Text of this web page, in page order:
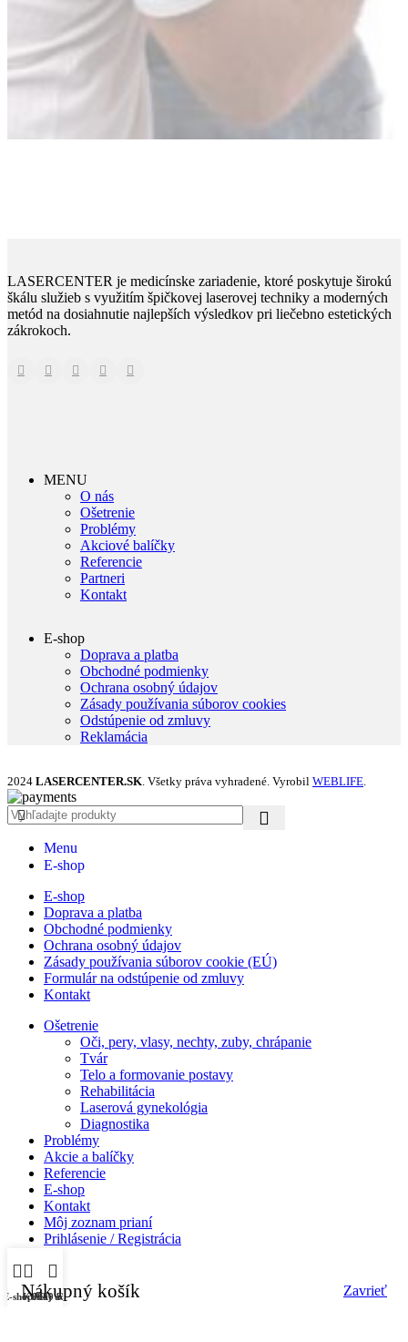
LASERCENTER je medicínske zariadenie, ktoré poskytuje širokú
škálu služieb s využitím špičkovej laserovej techniky a moderných
metód na dosiahnutie najlepších výsledkov pri liečebno estetických
zákrokoch.
MENU
O nás
Ošetrenie
Problémy
Akciové balíčky
Referencie
Partneri
Kontakt
E-shop
Doprava a platba
Obchodné podmienky
Ochrana osobný údajov
Zásady používania súborov cookies
Odstúpenie od zmluvy
Reklamácia
2024 LASERCENTER.SK . Všetky práva vyhradené. Vyrobil WEBLIFE
Menu
E-shop
E-shop
Doprava a platba
Obchodné podmienky
Ochrana osobný údajov
Zásady používania súborov cookie (EÚ)
Formulár na odstúpenie od zmluvy
Kontakt
Ošetrenie
Oči, pery, vlasy, nechty, zuby, chrápanie
Tvár
Telo a formovanie postavy
Rehabilitácia
Laserová gynekológia
Diagnostika
Problémy
Akcie a balíčky
Referencie
E-shop
Kontakt
Môj zoznam prianí
Prihlásenie / Registrácia
Nákupný košík Zavrieť
E-shopKošíkMôj účet
0940 83 83 55